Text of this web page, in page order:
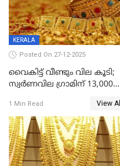
KERALA
Posted On 27-12-2025
വൈകിട്ട് വീണ്ടും വില കൂടി;
സ്വർണവില ഗ്രാമിന് 13,000
റെക്കോർഡ്
1 Min Read View All